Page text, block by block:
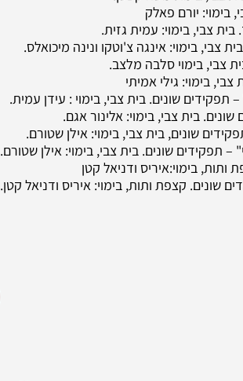
בימוי: יורם פאלק
צבי, בימוי: עמית גזית.
צבי, בימוי: אינגה צ'וטקו ונינה מיכואלס.
צבי, בימוי סלבה מלצב.
בימוי: גילי אמיתי
בית צבי, בימוי: אלינור אגם.
שונים, בית צבי, בימוי: אילן שטורם.
תפקידים שונים. בית צבי, בימוי: אילן שטורם.
בימוי:איריס ודניאל קטן
שונים. קצפת ותות, בימוי: איריס ודניאל קטן.